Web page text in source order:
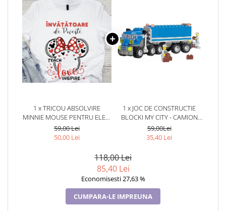
1 x TRICOU ABSOLVIRE
MINNIE MOUSE PENTRU ELEVI
CLASA 4 SAU GRADINITA
ABS10889
59,00 Lei
50,00 Lei
1 x JOC DE CONSTRUCTIE
BLOCKI MY CITY - CAMION
(163 PIESE)
59,00Lei
35,40 Lei
118,00 Lei
85,40 Lei
Economisesti 27,63 %
CUMPARA-LE IMPREUNA